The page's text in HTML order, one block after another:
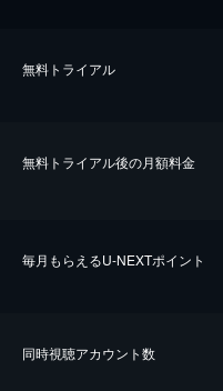
無料トライアル
無料トライアル後の⽉額料金
毎⽉もらえるU-NEXTポイント
同時視聴アカウント数